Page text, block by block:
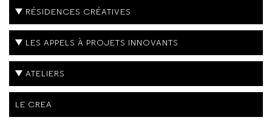
RÉSIDENCES CRÉATIVES
LES APPELS À PROJETS INNOVANTS
ATELIERS
LE CREA